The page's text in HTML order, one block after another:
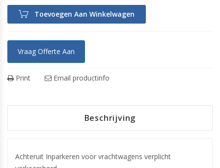
Toevoegen Aan Winkelwagen
Vraag Offerte Aan
Print Email productinfo
Beschrijving
Achteruit Inparkeren voor vrachtwagens verplicht